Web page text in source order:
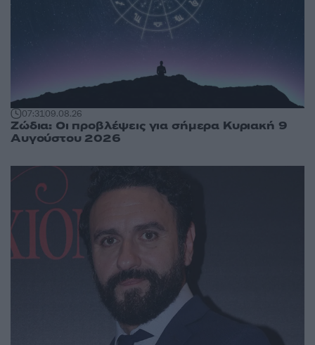
07:3109.08.26
Ζώδια: Οι προβλέψεις για σήμερα Κυριακή 9
Αυγούστου 2026